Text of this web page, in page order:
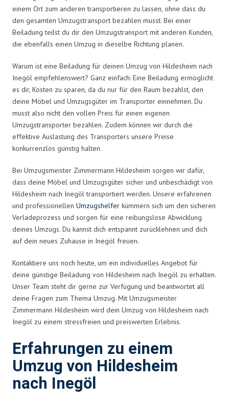
einem Ort zum anderen transportieren zu lassen, ohne dass du
den gesamten Umzugstransport bezahlen musst. Bei einer
Beiladung teilst du dir den Umzugstransport mit anderen Kunden,
die ebenfalls einen Umzug in dieselbe Richtung planen.
Warum ist eine Beiladung für deinen Umzug von Hildesheim nach
Inegöl empfehlenswert? Ganz einfach: Eine Beiladung ermöglicht
es dir, Kosten zu sparen, da du nur für den Raum bezahlst, den
deine Möbel und Umzugsgüter im Transporter einnehmen. Du
musst also nicht den vollen Preis für einen eigenen
Umzugstransporter bezahlen. Zudem können wir durch die
effektive Auslastung des Transporters unsere Preise
konkurrenzlos günstig halten.
Bei Umzugsmeister Zimmermann Hildesheim sorgen wir dafür,
dass deine Möbel und Umzugsgüter sicher und unbeschädigt von
Hildesheim nach Inegöl transportiert werden. Unsere erfahrenen
und professionellen Umzugshelfer kümmern sich um den sicheren
Verladeprozess und sorgen für eine reibungslose Abwicklung
deines Umzugs. Du kannst dich entspannt zurücklehnen und dich
auf dein neues Zuhause in Inegöl freuen.
Kontaktiere uns noch heute, um ein individuelles Angebot für
deine günstige Beiladung von Hildesheim nach Inegöl zu erhalten.
Unser Team steht dir gerne zur Verfügung und beantwortet all
deine Fragen zum Thema Umzug. Mit Umzugsmeister
Zimmermann Hildesheim wird dein Umzug von Hildesheim nach
Inegöl zu einem stressfreien und preiswerten Erlebnis.
Erfahrungen zu einem
Umzug von Hildesheim
nach Inegöl